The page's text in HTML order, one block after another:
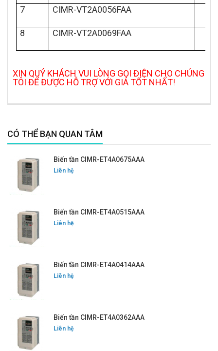
7 CIMR-VT2A0056FAA
8 CIMR-VT2A0069FAA
XIN QUÝ KHÁCH VUI LÒNG GỌI ĐIỆN CHO CHÚNG
TÔI ĐỂ ĐƯỢC HỖ TRỢ VỚI GIÁ TỐT NHẤT!
CÓ THỂ BẠN QUAN TÂM
Biến tần CIMR-ET4A0675AAA
Liên hệ
Biến tần CIMR-ET4A0515AAA
Liên hệ
Biến tần CIMR-ET4A0414AAA
Liên hệ
Biến tần CIMR-ET4A0362AAA
Liên hệ